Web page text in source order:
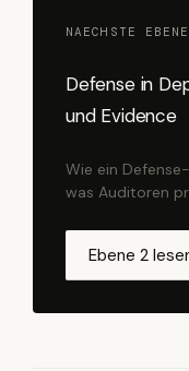
NAECHSTE EBENE
Defense in
und Evidence
Wie ein
was Auditoren
Ebene 2